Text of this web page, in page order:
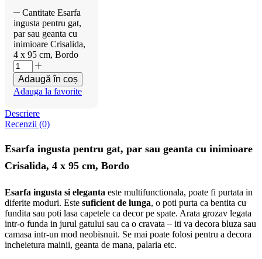
Cantitate Esarfa
ingusta pentru gat,
par sau geanta cu
inimioare Crisalida,
4 x 95 cm, Bordo
Adaugă în coș
Adauga la favorite
Descriere
Recenzii (0)
Esarfa ingusta pentru gat, par sau geanta cu inimioare
Crisalida, 4 x 95 cm, Bordo
Esarfa ingusta si eleganta este multifunctionala, poate fi purtata in
diferite moduri. Este suficient de lunga, o poti purta ca bentita cu
fundita sau poti lasa capetele ca decor pe spate. Arata grozav legata
intr-o funda in jurul gatului sau ca o cravata – iti va decora bluza sau
camasa intr-un mod neobisnuit. Se mai poate folosi pentru a decora
incheietura mainii, geanta de mana, palaria etc.